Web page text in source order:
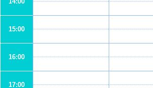
15:00
16:00
17:00